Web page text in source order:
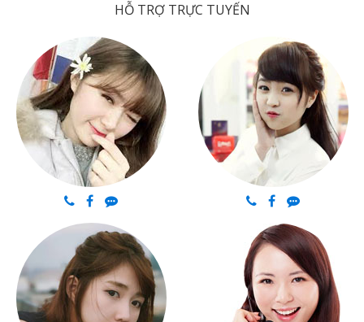
HỖ TRỢ TRỰC TUYẾN